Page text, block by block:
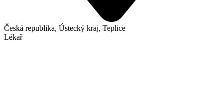
Česká republika, Ústecký kraj, Teplice
Lékař